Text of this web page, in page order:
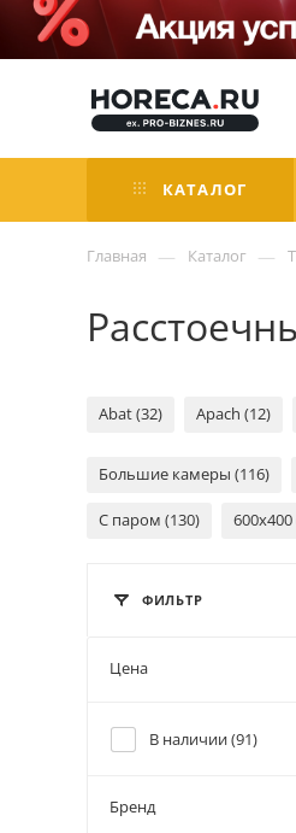
КАТАЛОГ
Главная — Каталог —
Abat (32) Apach (12)
Большие камеры (116)
С паром (130) 600х400
ФИЛЬТР
Цена
В наличии (91)
Бренд